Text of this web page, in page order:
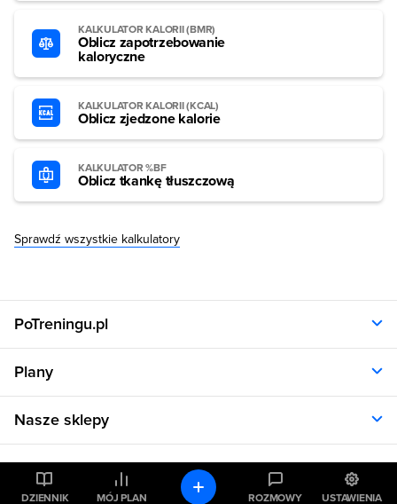
DZIENNIK MÓJ PLAN ROZMOWY USTAWIENIA
KALKULATOR KALORII (BMR)
Oblicz zapotrzebowanie
kaloryczne
KALKULATOR KALORII (KCAL)
Oblicz zjedzone kalorie
KALKULATOR %BF
Oblicz tkankę tłuszczową
Sprawdź wszystkie kalkulatory
PoTreningu.pl
Polityka prywatności
Regulamin
RODO
Aplikacja
Dane kontaktowe
Plany
Plany dla kobiet
Plany dla mężczyzn
Plany dietetyczne
Plany treningowe
Nasze sklepy
Allnutrition.pl
Allnutrition.cz
Kalkulatory